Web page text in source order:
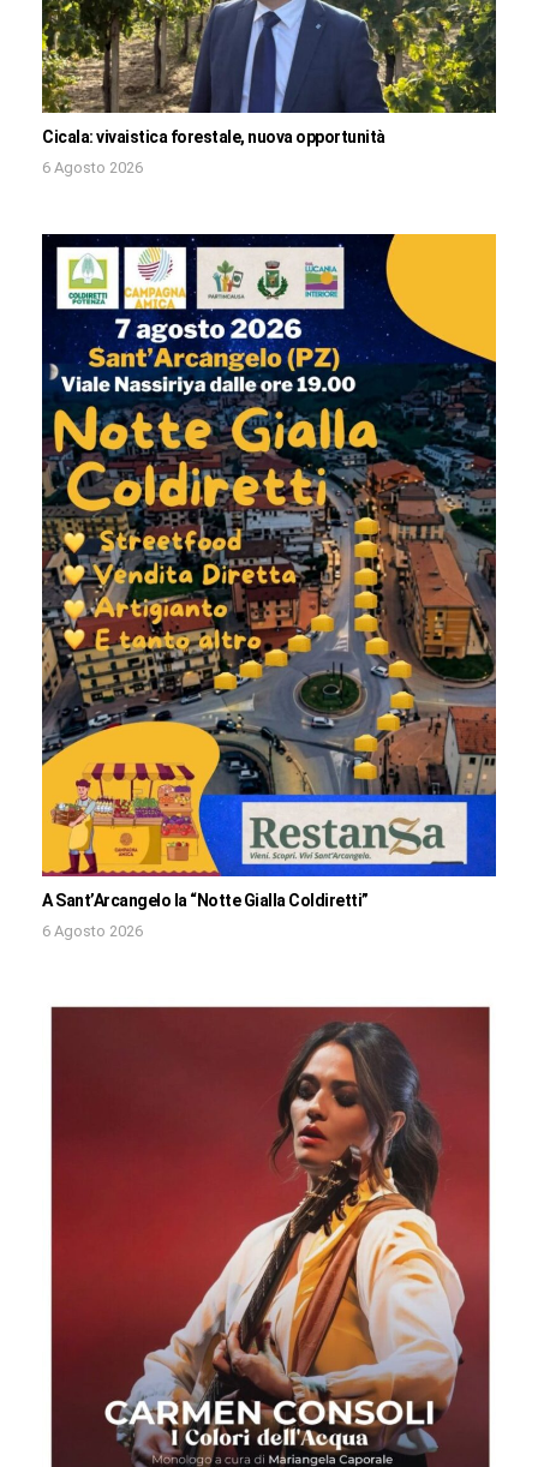
Cicala: vivaistica forestale, nuova opportunità
6 Agosto 2026
A Sant’Arcangelo la “Notte Gialla Coldiretti”
6 Agosto 2026